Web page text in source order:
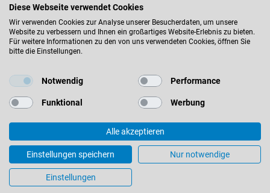
Deutschland - deutsch
© 2026 Leitz GmbH & Co. KG
Impressum
Kontakt Datenschutz
AGB
Einkaufsbedingungen
Diese Webseite verwendet Cookies
Wir verwenden Cookies zur Analyse unserer Besucherdaten, um unsere
Website zu verbessern und Ihnen ein großartiges Website-Erlebnis zu bieten.
Für weitere Informationen zu den von uns verwendeten Cookies, öffnen Sie
bitte die Einstellungen.
Notwendig Performance
Funktional Werbung
Alle akzeptieren
Einstellungen speichern Nur notwendige
Einstellungen